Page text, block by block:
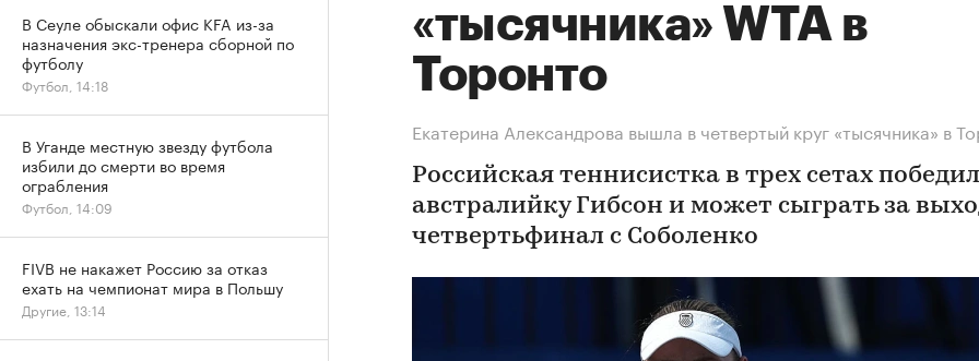
«тысячника» WTA в
Торонто
Екатерина Александрова вышла в четвертый круг «тысячника» в
Российская теннисистка в трех сетах
австралийку Гибсон и может сыграть за
четвертьфинал с Соболенко
В Сеуле обыскали офис KFA из-за
назначения экс-тренера сборной по
футболу
Футбол, 14:18
В Уганде местную звезду футбола
избили до смерти во время
ограбления
Футбол, 14:09
FIVB не накажет Россию за отказ
ехать на чемпионат мира в Польшу
Другие, 13:14